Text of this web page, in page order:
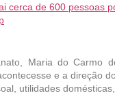
cerca de 600 pessoas
Maria do Carmo
e a direção
utilidades